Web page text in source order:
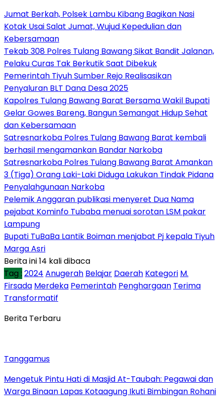
Jumat Berkah, Polsek Lambu Kibang Bagikan Nasi
Kotak Usai Salat Jumat, Wujud Kepedulian dan
Kebersamaan
Tekab 308 Polres Tulang Bawang Sikat Bandit Jalanan,
Pelaku Curas Tak Berkutik Saat Dibekuk
Pemerintah Tiyuh Sumber Rejo Realisasikan
Penyaluran BLT Dana Desa 2025
Kapolres Tulang Bawang Barat Bersama Wakil Bupati
Gelar Gowes Bareng, Bangun Semangat Hidup Sehat
dan Kebersamaan
Satresnarkoba Polres Tulang Bawang Barat kembali
berhasil mengamankan Bandar Narkoba
Satresnarkoba Polres Tulang Bawang Barat Amankan
3 (Tiga) Orang Laki-Laki Diduga Lakukan Tindak Pidana
Penyalahgunaan Narkoba
Pelemik Anggaran publikasi menyeret Dua Nama
pejabat Kominfo Tubaba menuai sorotan LSM pakar
Lampung
Bupati TuBaBa Lantik Boiman menjabat Pj kepala Tiyuh
Marga Asri
Berita ini 14 kali dibaca
Tag : 2024 Anugerah Belajar Daerah Kategori M.
Firsada Merdeka Pemerintah Penghargaan Terima
Transformatif
Berita Terbaru
Tanggamus
Mengetuk Pintu Hati di Masjid At-Taubah: Pegawai dan
Warga Binaan Lapas Kotaagung Ikuti Bimbingan Rohani